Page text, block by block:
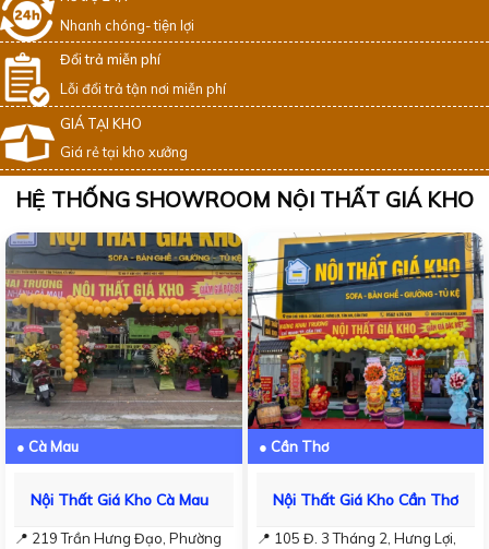
Nhanh chóng- tiện lợi
Đổi trả miễn phí
Lỗi đổi trả tận nơi miễn phí
GIÁ TẠI KHO
Giá rẻ tại kho xưởng
HỆ THỐNG SHOWROOM NỘI THẤT GIÁ KHO
● Cà Mau
Nội Thất Giá Kho Cà Mau
📍 219 Trần Hưng Đạo, Phường
● Cần Thơ
Nội Thất Giá Kho Cần Thơ
📍 105 Đ. 3 Tháng 2, Hưng Lợi,